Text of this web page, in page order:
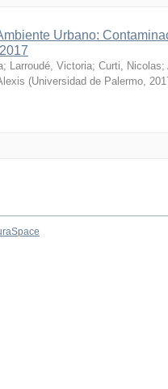
Urbano:
; Larroudé, Victoria; Curti, Nicolas;
(Universidad de Palermo,